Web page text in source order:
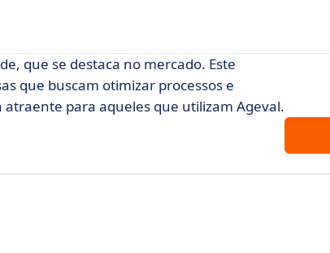
que se destaca no mercado. Este
que buscam otimizar processos e
para aqueles que utilizam Ageval.